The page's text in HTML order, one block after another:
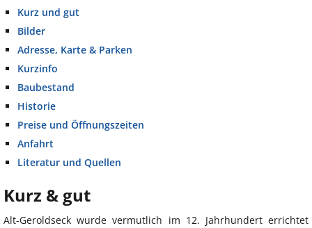
Kurz und gut
Bilder
Adresse, Karte & Parken
Kurzinfo
Baubestand
Historie
Preise und Öffnungszeiten
Anfahrt
Literatur und Quellen
Kurz & gut
Alt-Geroldseck wurde vermutlich im 12. Jahrhundert errichtet